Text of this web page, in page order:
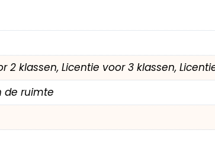
2 klassen, Licentie voor 3 klassen,
de ruimte